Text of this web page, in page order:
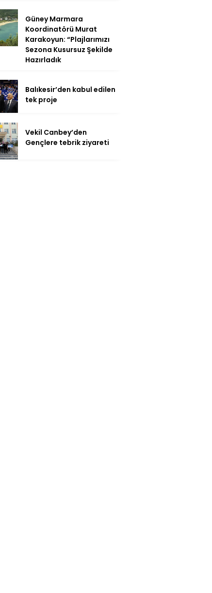
Güney Marmara
Koordinatörü Murat
Karakoyun: “Plajlarımızı
Sezona Kusursuz Şekilde
Hazırladık
Balıkesir’den kabul edilen
tek proje
Vekil Canbey’den
Gençlere tebrik ziyareti